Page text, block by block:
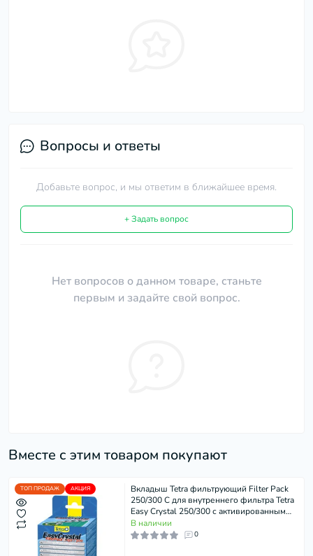
Вопросы и ответы
Добавьте вопрос, и мы ответим в ближайшее время.
+ Задать вопрос
Нет вопросов о данном товаре, станьте
первым и задайте свой вопрос.
Вместе с этим товаром покупают
ТОП ПРОДАЖ АКЦИЯ
Вкладыш Tetra фильтрующий Filter Pack
250/300 C для внутреннего фильтра Tetra
Easy Crystal 250/300 с активированным
углем, 3 шт
В наличии
0